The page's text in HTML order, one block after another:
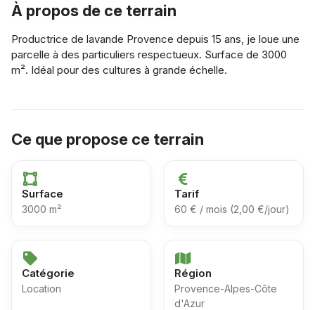
À propos de ce terrain
Productrice de lavande Provence depuis 15 ans, je loue une
parcelle à des particuliers respectueux. Surface de 3000
m². Idéal pour des cultures à grande échelle.
Ce que propose ce terrain
Surface
3000 m²
Tarif
60 € / mois (2,00 €/jour)
Catégorie
Location
Région
Provence-Alpes-Côte
d'Azur